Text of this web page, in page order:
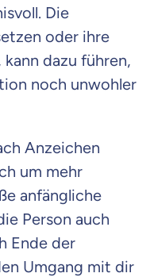
Die
oder ihre
dazu führen,
noch unwohler
Anzeichen
um mehr
anfängliche
Person auch
Ende der
Umgang mit dir